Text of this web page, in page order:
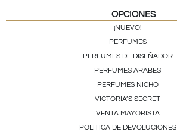
OPCIONES
¡NUEVO!
PERFUMES
PERFUMES DE DISEÑADOR
PERFUMES ÁRABES
PERFUMES NICHO
VICTORIA’S SECRET
VENTA MAYORISTA
POLÍTICA DE DEVOLUCIONES